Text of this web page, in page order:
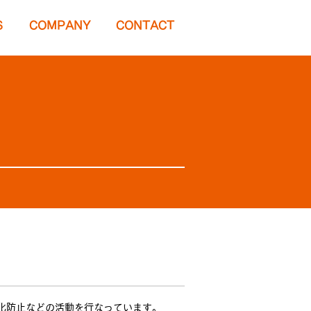
COMPANY CONTACT
止などの活動を行なっています。